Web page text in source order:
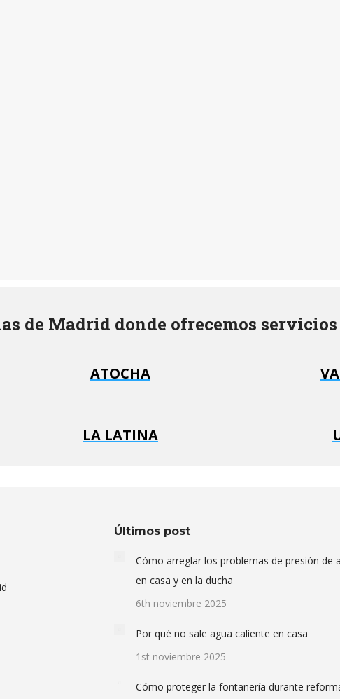
de Madrid donde ofrecemos
ATOCHA
LA LATINA
Últimos post
Cómo arreglar los problemas de presión de
en casa y en la ducha
6th noviembre 2025
Por qué no sale agua caliente en casa
1st noviembre 2025
Cómo proteger la fontanería durante